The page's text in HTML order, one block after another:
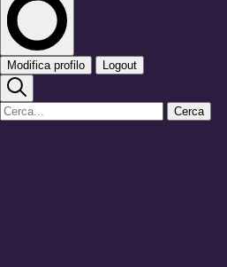
Modifica profilo Logout
Cerca